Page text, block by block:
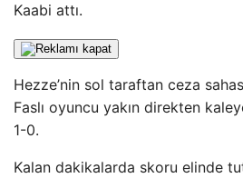
Kaabi attı.
Hezze’nin sol taraftan ceza
Faslı oyuncu yakın direkten
1-0.
Kalan dakikalarda skoru elinde